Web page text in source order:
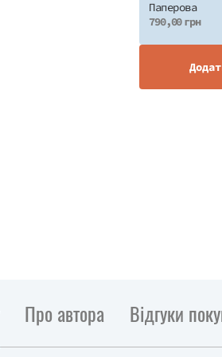
Паперова
790,00 грн
Про автора Відгуки